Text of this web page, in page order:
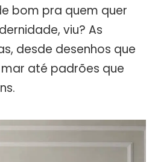
bom pra quem quer
viu? As
desde desenhos que
até padrões que